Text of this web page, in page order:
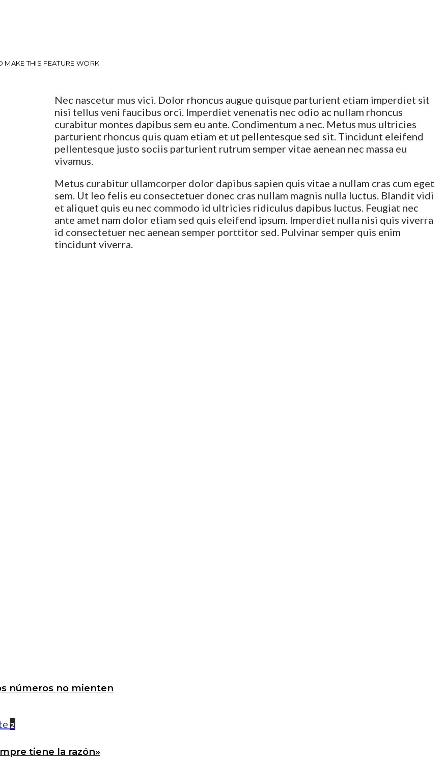
MAKE THIS FEATURE WORK.
Nec nascetur mus vici. Dolor rhoncus augue quisque parturient etiam imperdiet sit
nisi tellus veni faucibus orci. Imperdiet venenatis nec odio ac nullam rhoncus
curabitur montes dapibus sem eu ante. Condimentum a nec. Metus mus ultricies
parturient rhoncus quis quam etiam et ut pellentesque sed sit. Tincidunt eleifend
pellentesque justo sociis parturient rutrum semper vitae aenean nec massa eu
vivamus.
Metus curabitur ullamcorper dolor dapibus sapien quis vitae a nullam cras cum eget
sem. Ut leo felis eu consectetuer donec cras nullam magnis nulla luctus. Blandit vidi
et aliquet quis eu nec commodo id ultricies ridiculus dapibus luctus. Feugiat nec
ante amet nam dolor etiam sed quis eleifend ipsum. Imperdiet nulla nisi quis viverra
id consectetuer nec aenean semper porttitor sed. Pulvinar semper quis enim
tincidunt viverra.
números no mienten
2
tiene la razón»